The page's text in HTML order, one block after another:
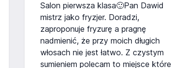
Salon pierwsza klasa🙂Pan Dawid
mistrz jako fryzjer. Doradzi,
zaproponuje fryzurę a pragnę
nadmienić, że przy moich długich
włosach nie jest łatwo. Z czystym
sumieniem polecam to miejsce które